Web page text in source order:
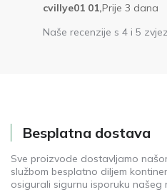
cvillye01 01,Prije 3 dana
Naše recenzije s 4 i 5
Besplatna dostava
Sve proizvode dostavljamo
službom besplatno diljem
osigurali sigurnu isporuku našeg